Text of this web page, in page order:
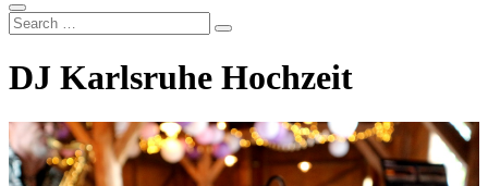
DJ Karlsruhe Hochzeit